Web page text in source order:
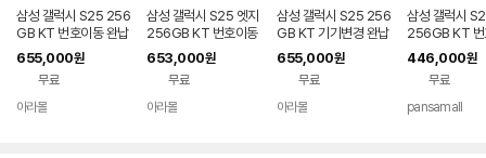
내
를
나
는
삼성 갤럭시 S25 256
GB KT 번호이동 완납
80요금제
655,000원
무료
아라몰
삼성 갤럭시 S25 엣지
256GB KT 번호이동
완납 80요금제
653,000원
무료
아라몰
삼성 갤럭시 S25 256
GB KT 기기변경 완납
655,000원
무료
아라몰
삼성 갤럭시
256GB KT 번
공시지원 완납
446,000원
무료
pansamall